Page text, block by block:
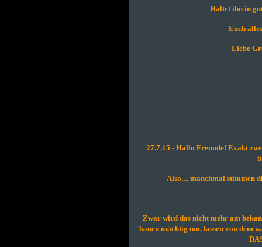
Haltet ihn in
Euch
Liebe
27.7.15 - Hallo Freunde! Exakt
Also..., manchmal stimmen
Zwar wird das nicht mehr am
bauen mächtig um, lassen von dem